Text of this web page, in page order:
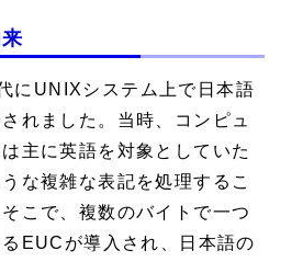
にUNIXシステム上で日本語
れました。当時、コンピュ
主に英語を対象としていた
な複雑な表記を処理するこ
こで、複数のバイトで一つ
EUCが導入され、日本語の